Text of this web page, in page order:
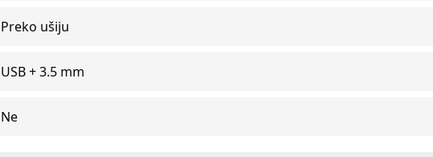
Preko ušiju
USB + 3.5 mm
Ne